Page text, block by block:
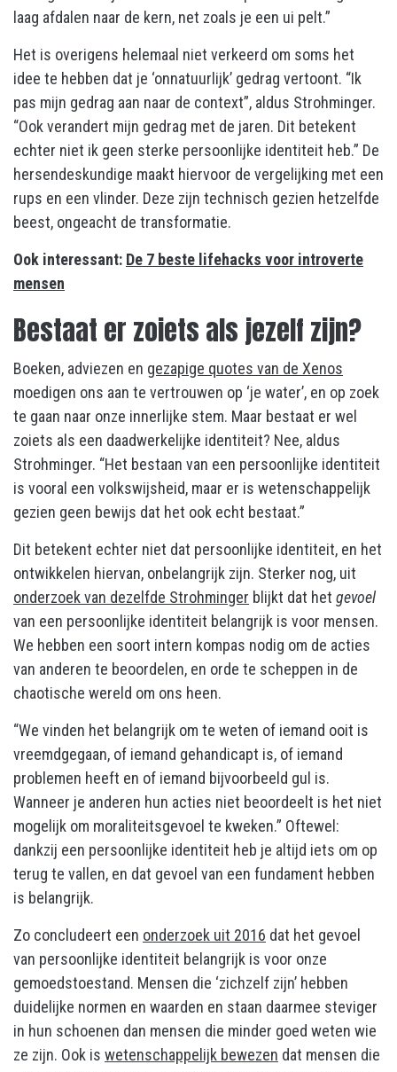
laag afdalen naar de kern, net zoals je een ui pelt.”
Het is overigens helemaal niet verkeerd om soms het
idee te hebben dat je ‘onnatuurlijk’ gedrag vertoont. “Ik
pas mijn gedrag aan naar de context”, aldus Strohminger.
“Ook verandert mijn gedrag met de jaren. Dit betekent
echter niet ik geen sterke persoonlijke identiteit heb.” De
hersendeskundige maakt hiervoor de vergelijking met een
rups en een vlinder. Deze zijn technisch gezien hetzelfde
beest, ongeacht de transformatie.
Ook interessant: De 7 beste lifehacks voor introverte
mensen
Bestaat er zoiets als jezelf zijn?
Boeken, adviezen en gezapige quotes van de Xenos
moedigen ons aan te vertrouwen op ‘je water’, en op zoek
te gaan naar onze innerlijke stem. Maar bestaat er wel
zoiets als een daadwerkelijke identiteit? Nee, aldus
Strohminger. “Het bestaan van een persoonlijke identiteit
is vooral een volkswijsheid, maar er is wetenschappelijk
gezien geen bewijs dat het ook echt bestaat.”
Dit betekent echter niet dat persoonlijke identiteit, en het
ontwikkelen hiervan, onbelangrijk zijn. Sterker nog, uit
onderzoek van dezelfde Strohminger blijkt dat het gevoel
van een persoonlijke identiteit belangrijk is voor mensen.
We hebben een soort intern kompas nodig om de acties
van anderen te beoordelen, en orde te scheppen in de
chaotische wereld om ons heen.
“We vinden het belangrijk om te weten of iemand ooit is
vreemdgegaan, of iemand gehandicapt is, of iemand
problemen heeft en of iemand bijvoorbeeld gul is.
Wanneer je anderen hun acties niet beoordeelt is het niet
mogelijk om moraliteitsgevoel te kweken.” Oftewel:
dankzij een persoonlijke identiteit heb je altijd iets om op
terug te vallen, en dat gevoel van een fundament hebben
is belangrijk.
Zo concludeert een onderzoek uit 2016 dat het gevoel
van persoonlijke identiteit belangrijk is voor onze
gemoedstoestand. Mensen die ‘zichzelf zijn’ hebben
duidelijke normen en waarden en staan daarmee steviger
in hun schoenen dan mensen die minder goed weten wie
ze zijn. Ook is wetenschappelijk bewezen dat mensen die